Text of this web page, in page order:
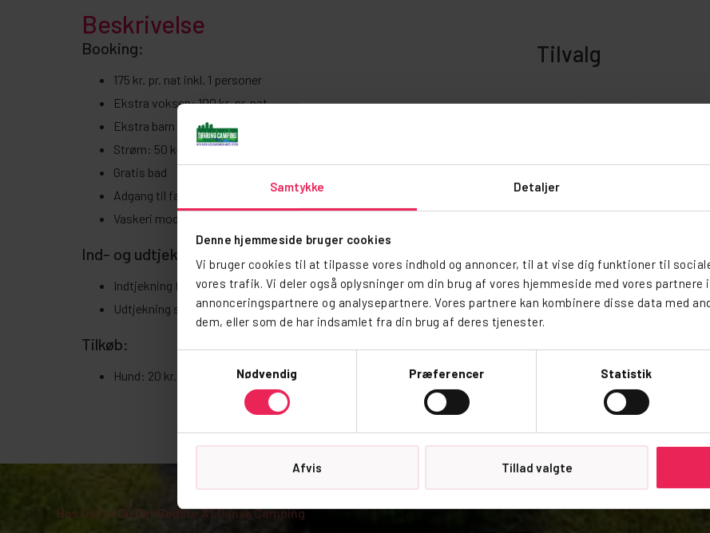
Samtykke Detaljer
Denne hjemmeside bruger cookies
Vi bruger cookies til at tilpasse vores indhold og annoncer, til at vise dig funktioner til
vores trafik. Vi deler også oplysninger om din brug af vores hjemmeside med vores partnere
annonceringspartnere og analysepartnere. Vores partnere kan kombinere disse data med
dem, eller som de har indsamlet fra din brug af deres tjenester.
Nødvendig
Præferencer Statistik
Afvis Tillad valgte
Beskrivelse
Booking:
175 kr. pr. nat inkl. 1 personer
Ekstra voksen: 100 kr. pr. nat
Ekstra barn (0–11 år): 60 kr. pr. nat
Strøm: 50 kr. pr. nat (kan fravælges
Gratis bad
Adgang til fællesfaciliteter, opholdsrum og fælleskøkken
Vaskeri mod betaling
Ind- og udtjekning:
Indtjekning fra kl. 12.00
Udtjekning senest kl. 11.00
Tilkøb:
Hund: 20 kr. pr. nat pr. hund
Tilvalg
Hund(+20,00kr.)
Kan tilvælges for 10% af det samlede
Hos Os For Du Det Bedste Af Dansk Camping